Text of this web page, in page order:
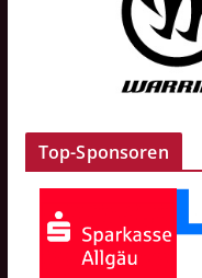
Top-Sponsoren